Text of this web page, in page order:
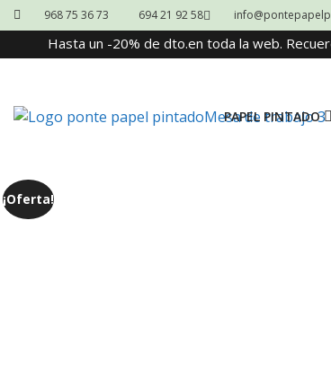
968 75 36 73 694 21 92 58
Hasta un -20% de dto.en toda la web.
PAPEL PINTADO
¡Oferta!